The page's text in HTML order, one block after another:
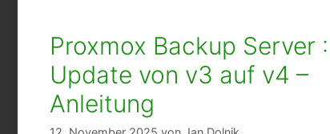
Proxmox Backup Server :
Update von v3 auf v4 –
Anleitung